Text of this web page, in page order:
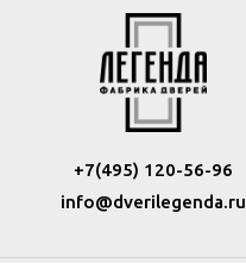
+7(495) 120-56-96
info@dverilegenda.ru